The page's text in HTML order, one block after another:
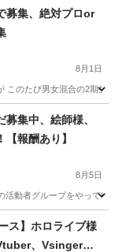
募集、絶対プロor
8月1日
このたび男女混合の2期
市
募集中、絵師様、
報酬あり】
8月5日
動者グループをやって
て 愛知
ス】ホロライブ様
、Vsingerグ